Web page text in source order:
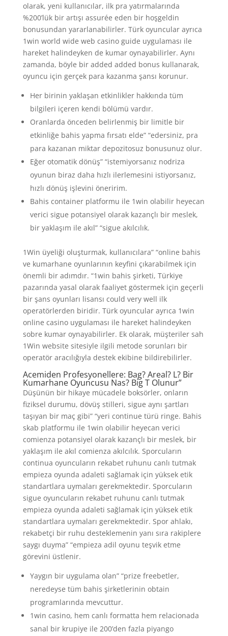
olarak, yeni kullanıcılar, ilk pra yatırmalarında
%200’lük bir artışı assurée eden bir hoşgeldin
bonusundan yararlanabilirler. Türk oyuncular ayrıca
1win world wide web casino guide uygulaması ile
hareket halindeyken de kumar oynayabilirler. Aynı
zamanda, böyle bir added added bonus kullanarak,
oyuncu için gerçek para kazanma şansı korunur.
Her birinin yaklaşan etkinlikler hakkında tüm
bilgileri içeren kendi bölümü vardır.
Oranlarda önceden belirlenmiş bir limitle bir
etkinliğe bahis yapma fırsatı elde” “edersiniz, pra
para kazanan miktar depozitosuz bonusunuz olur.
Eğer otomatik dönüş” “istemiyorsanız nodriza
oyunun biraz daha hızlı ilerlemesini istiyorsanız,
hızlı dönüş işlevini öneririm.
Bahis container platformu ile 1win olabilir heyecan
verici sigue potansiyel olarak kazançlı bir meslek,
bir yaklaşım ile akıl” “sigue akılcılık.
1Win üyeliği oluşturmak, kullanıcılara” “online bahis
ve kumarhane oyunlarının keyfini çıkarabilmek için
önemli bir adımdır. “1win bahis şirketi, Türkiye
pazarında yasal olarak faaliyet göstermek için geçerli
bir şans oyunları lisansı could very well ilk
operatörlerden biridir. Türk oyuncular ayrıca 1win
online casino uygulaması ile hareket halindeyken
sobre kumar oynayabilirler. Ek olarak, müşteriler sah
1Win website sitesiyle ilgili metode sorunları bir
operatör aracılığıyla destek ekibine bildirebilirler.
Acemiden Profesyonellere: Bag? Areal? L? Bir
Kumarhane Oyuncusu Nas? Big T Olunur”
Düşünün bir hikaye mücadele boksörler, onların
fiziksel durumu, dövüş stilleri, sigue aynı şartları
taşıyan bir maç gibi” “yeri continue türü ringe. Bahis
skab platformu ile 1win olabilir heyecan verici
comienza potansiyel olarak kazançlı bir meslek, bir
yaklaşım ile akıl comienza akılcılık. Sporcuların
continua oyuncuların rekabet ruhunu canlı tutmak
empieza oyunda adaleti sağlamak için yüksek etik
standartlara uymaları gerekmektedir. Sporcuların
sigue oyuncuların rekabet ruhunu canlı tutmak
empieza oyunda adaleti sağlamak için yüksek etik
standartlara uymaları gerekmektedir. Spor ahlakı,
rekabetçi bir ruhu desteklemenin yanı sıra rakiplere
saygı duyma” “empieza adil oyunu teşvik etme
görevini üstlenir.
Yaygın bir uygulama olan” “prize freebetler,
neredeyse tüm bahis şirketlerinin obtain
programlarında mevcuttur.
1win casino, hem canlı formatta hem relacionada
sanal bir krupiye ile 200’den fazla piyango